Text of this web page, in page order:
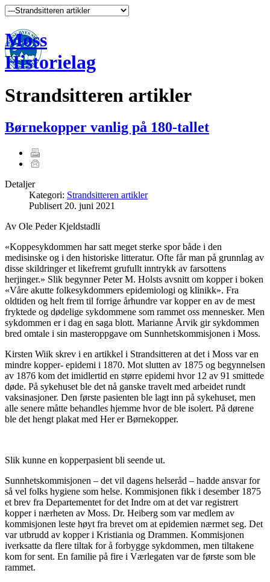
Moss
Historielag
Strandsitteren artikler
Børnekopper vanlig på 180-tallet
Detaljer
Kategori: Strandsitteren artikler
Publisert 20. juni 2021
Av Ole Peder Kjeldstadli
«Koppesykdommen har satt meget sterke spor både i den
medisinske og i den historiske litteratur. Ofte får man på grunnlag av
disse skildringer et likefremt grufullt inntrykk av farsottens
herjinger.» Slik begynner Peter M. Holsts avsnitt om kopper i boken
«Våre akutte folkesykdommers epidemiologi og klinikk». Fra
oldtiden og helt frem til forrige århundre var kopper en av de mest
fryktede og dødelige sykdommene som rammet oss mennesker. Men
sykdommen er i dag en saga blott. Marianne Årvik gir sykdommen
bred omtale i sin masteroppgave om Sunnhetskommisjonen i Moss.
Kirsten Wiik skrev i en artikkel i Strandsitteren at det i Moss var en
mindre kopper- epidemi i 1870. Mot slutten av 1875 og begynnelsen
av 1876 kom det imidlertid en større epidemi hvor 12 av 91 smittede
døde. På sykehuset ble det nå ganske travelt med arbeidet rundt
vaksinasjoner. Den første pasienten ble lagt inn på sykehuset, men
alle senere måtte behandles hjemme hvor de ble isolert. På dørene
ble det hengt plakat med Her er Børnekopper.
Slik kunne en kopperpasient bli seende ut.
Sunnhetskommisjonen – det vil dagens helseråd – hadde ansvar for
så vel folks hygiene som helse. Kommisjonen fikk i desember 1875
et brev fra Departementet for det Indre om at det var registrert
kopper i nærheten av Moss. Dr. Heiberg som var medlem av
kommisjonen leste høyt fra brevet om at epidemien nærmet seg. Det
var utbrudd av kopper i Kristiania og Drammen. Kommisjonen
iverksatte da flere tiltak for å forbygge sykdommen, men tiltakene
kom for sent. En familie på fire i Værlegaten var de første som ble
rammet.